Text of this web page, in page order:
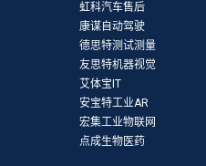
虹科汽车售后
康谋自动驾驶
德思特测试测量
友思特机器视觉
艾体宝IT
安宝特工业AR
宏集工业物联网
点成生物医药